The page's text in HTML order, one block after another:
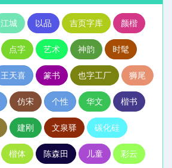
江城 以品 吉页字库 颜楷
点字 艺术 神韵 时髦
王天喜 篆书 也字工厂 狮尾
仿宋 个性 华文 楷书
建刚 文泉驿 碳化硅
楷体 陈森田 儿童 彩云